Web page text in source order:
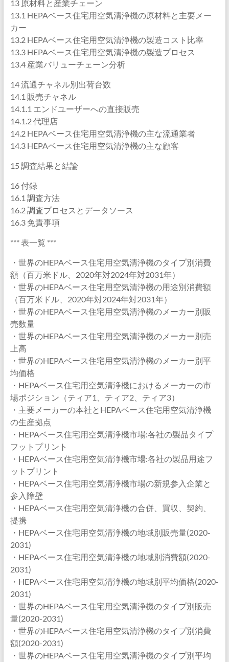
13 原材料と産業チェーン
13.1 HEPAベース住宅用空気清浄機の原材料と主要メー
カー
13.2 HEPAベース住宅用空気清浄機の製造コスト比率
13.3 HEPAベース住宅用空気清浄機の製造プロセス
13.4 産業バリューチェーン分析
14 流通チャネル別出荷台数
14.1 販売チャネル
14.1.1 エンドユーザーへの直接販売
14.1.2 代理店
14.2 HEPAベース住宅用空気清浄機の主な流通業者
14.3 HEPAベース住宅用空気清浄機の主な顧客
15 調査結果と結論
16 付録
16.1 調査方法
16.2 調査プロセスとデータソース
16.3 免責事項
*** 表一覧 ***
・世界のHEPAベース住宅用空気清浄機のタイプ別消費
額（百万米ドル、2020年対2024年対2031年）
・世界のHEPAベース住宅用空気清浄機の用途別消費額
（百万米ドル、2020年対2024年対2031年）
・世界のHEPAベース住宅用空気清浄機のメーカー別販
売数量
・世界のHEPAベース住宅用空気清浄機のメーカー別売
上高
・世界のHEPAベース住宅用空気清浄機のメーカー別平
均価格
・HEPAベース住宅用空気清浄機におけるメーカーの市
場ポジション（ティア1、ティア2、ティア3）
・主要メーカーの本社とHEPAベース住宅用空気清浄機
の生産拠点
・HEPAベース住宅用空気清浄機市場:各社の製品タイプ
フットプリント
・HEPAベース住宅用空気清浄機市場:各社の製品用途フ
ットプリント
・HEPAベース住宅用空気清浄機市場の新規参入企業と
参入障壁
・HEPAベース住宅用空気清浄機の合併、買収、契約、
提携
・HEPAベース住宅用空気清浄機の地域別販売量(2020-
2031)
・HEPAベース住宅用空気清浄機の地域別消費額(2020-
2031)
・HEPAベース住宅用空気清浄機の地域別平均価格(2020-
2031)
・世界のHEPAベース住宅用空気清浄機のタイプ別販売
量(2020-2031)
・世界のHEPAベース住宅用空気清浄機のタイプ別消費
額(2020-2031)
・世界のHEPAベース住宅用空気清浄機のタイプ別平均